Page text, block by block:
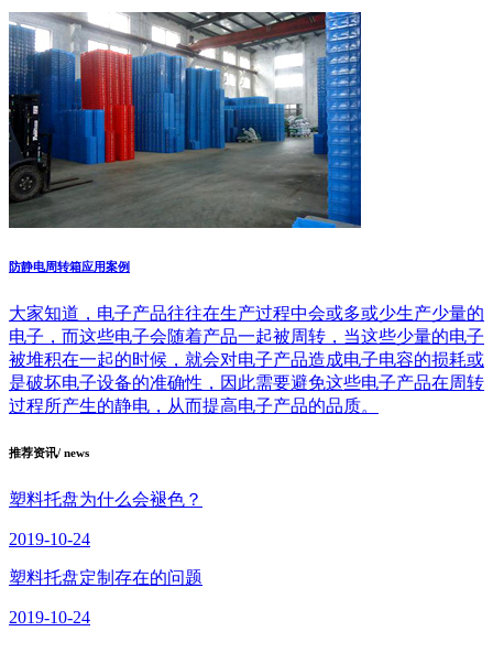
防静电周转箱应用案例
大家知道，电子产品往往在生产过程中会或多或少生产少量的
电子，而这些电子会随着产品一起被周转，当这些少量的电子
被堆积在一起的时候，就会对电子产品造成电子电容的损耗或
是破坏电子设备的准确性，因此需要避免这些电子产品在周转
过程所产生的静电，从而提高电子产品的品质。
推荐资讯/ news
塑料托盘为什么会褪色？
2019-10-24
塑料托盘定制存在的问题
2019-10-24